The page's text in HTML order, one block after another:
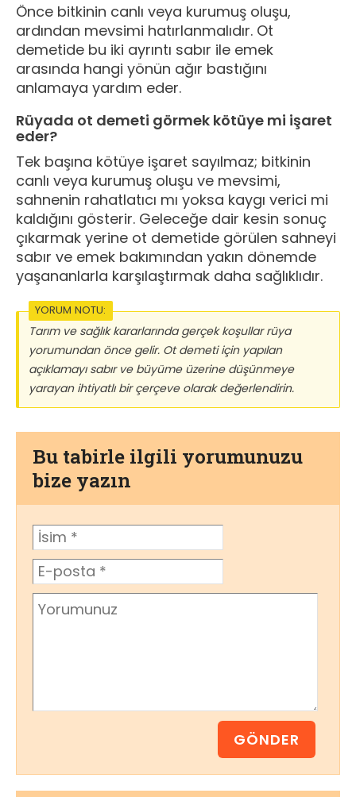
Önce bitkinin canlı veya kurumuş oluşu,
ardından mevsimi hatırlanmalıdır. Ot
demetide bu iki ayrıntı sabır ile emek
arasında hangi yönün ağır bastığını
anlamaya yardım eder.
Rüyada ot demeti görmek kötüye mi işaret
eder?
Tek başına kötüye işaret sayılmaz; bitkinin
canlı veya kurumuş oluşu ve mevsimi,
sahnenin rahatlatıcı mı yoksa kaygı verici mi
kaldığını gösterir. Geleceğe dair kesin sonuç
çıkarmak yerine ot demetide görülen sahneyi
sabır ve emek bakımından yakın dönemde
yaşananlarla karşılaştırmak daha sağlıklıdır.
YORUM NOTU:
Tarım ve sağlık kararlarında gerçek koşullar rüya
yorumundan önce gelir. Ot demeti için yapılan
açıklamayı sabır ve büyüme üzerine düşünmeye
yarayan ihtiyatlı bir çerçeve olarak değerlendirin.
Bu tabirle ilgili yorumunuzu
bize yazın